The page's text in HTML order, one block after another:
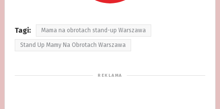
Tagi: Mama na obrotach stand-up Warszawa
Stand Up Mamy Na Obrotach Warszawa